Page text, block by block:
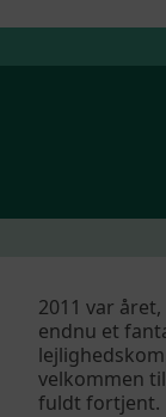
2011 var
endnu et
velkommen
fuldt fortjent.